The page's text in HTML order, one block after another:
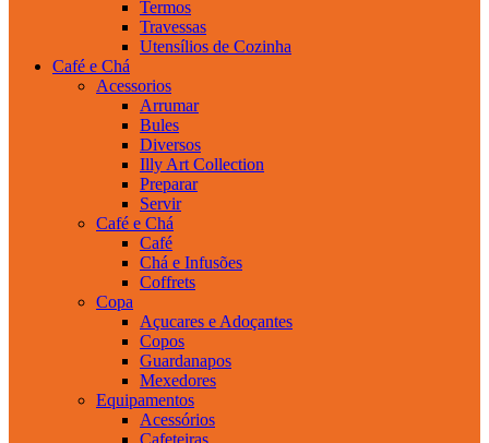
Termos
Travessas
Utensílios de Cozinha
Café e Chá
Acessorios
Arrumar
Bules
Diversos
Illy Art Collection
Preparar
Servir
Café e Chá
Café
Chá e Infusões
Coffrets
Copa
Açucares e Adoçantes
Copos
Guardanapos
Mexedores
Equipamentos
Acessórios
Cafeteiras